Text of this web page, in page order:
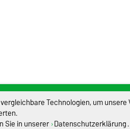
Technologien, um
Sie in unserer Datenschutzerklärung.